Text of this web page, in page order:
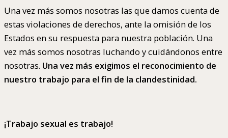
Una vez más somos nosotras las que damos cuenta de
estas violaciones de derechos, ante la omisión de los
Estados en su respuesta para nuestra población. Una
vez más somos nosotras luchando y cuidándonos entre
nosotras. Una vez más exigimos el reconocimiento de
nuestro trabajo para el fin de la clandestinidad.
¡Trabajo sexual es trabajo!